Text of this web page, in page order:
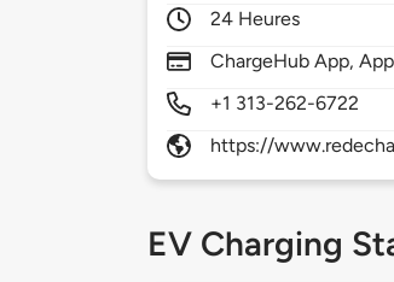
24 Heures
ChargeHub App,
+1 313-262-6722
https://
EV Charging